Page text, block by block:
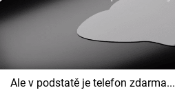
Ale v podstatě je telefon zdarma...